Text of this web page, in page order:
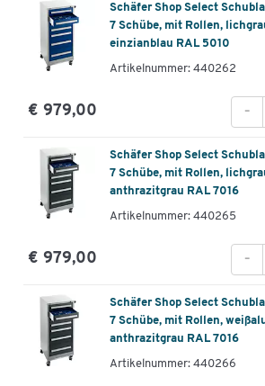
Schäfer Shop Select
7 Schübe, mit Rollen,
einzianblau RAL 5010
Artikelnummer: 440262
€ 979,00 -
Schäfer Shop Select
7 Schübe, mit Rollen,
anthrazitgrau RAL 7016
Artikelnummer: 440265
€ 979,00 -
Schäfer Shop Select
7 Schübe, mit Rollen,
anthrazitgrau RAL 7016
Artikelnummer: 440266